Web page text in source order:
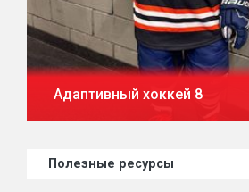
Адаптивный хоккей 8
Полезные ресурсы